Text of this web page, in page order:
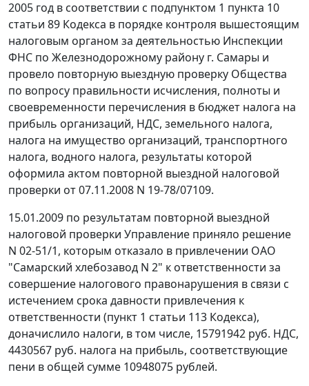
2005 год в соответствии с подпунктом 1 пункта 10
статьи 89 Кодекса в порядке контроля вышестоящим
налоговым органом за деятельностью Инспекции
ФНС по Железнодорожному району г. Самары и
провело повторную выездную проверку Общества
по вопросу правильности исчисления, полноты и
своевременности перечисления в бюджет налога на
прибыль организаций, НДС, земельного налога,
налога на имущество организаций, транспортного
налога, водного налога, результаты которой
оформила актом повторной выездной налоговой
проверки от 07.11.2008 N 19-78/07109.
15.01.2009 по результатам повторной выездной
налоговой проверки Управление приняло решение
N 02-51/1, которым отказало в привлечении ОАО
"Самарский хлебозавод N 2" к ответственности за
совершение налогового правонарушения в связи с
истечением срока давности привлечения к
ответственности (пункт 1 статьи 113 Кодекса),
доначислило налоги, в том числе, 15791942 руб. НДС,
4430567 руб. налога на прибыль, соответствующие
пени в общей сумме 10948075 рублей.